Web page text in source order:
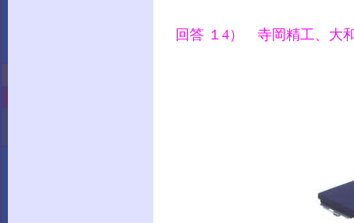
回答 １4） 寺岡精工、大